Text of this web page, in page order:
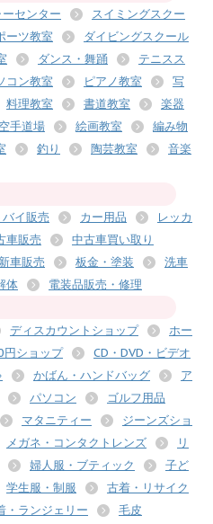
センター
スイミングスクー
ーツ教室
ダイビングスクール
ダンス・舞踊
テニスス
コン教室 ピアノ教室
写
料理教室 書道教室
楽器
空手道場 絵画教室
編み物
釣り 陶芸教室
音楽
イ販売 カー用品
レッカ
車販売
中古車買い取り
新車販売 板金・塗装
洗車
体 電装品販売・修理
ディスカウントショップ
ホー
円ショップ
CD・DVD・ビデオ
かばん・ハンドバッグ
ア
パソコン
ゴルフ用品
マタニティー
ジーンズショ
メガネ・コンタクトレンズ
リ
婦人服・ブティック
子ど
学生服・制服
古着・リサイク
・ランジェリー
毛皮